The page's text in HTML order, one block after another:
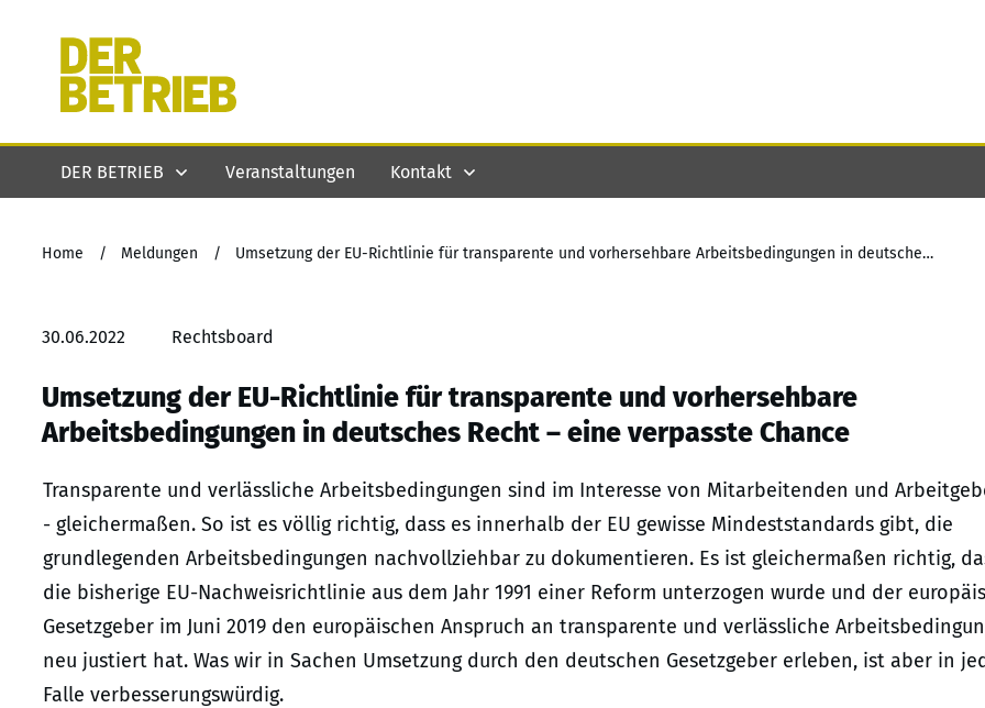
DER BETRIEB Veranstaltungen Kontakt
Home / Meldungen / Umsetzung der EU-Richtlinie für transparente und vorhersehbare Arbeitsbedingungen in deutsches Recht – eine verpasste Chance
30.06.2022 Rechtsboard
Umsetzung der EU-Richtlinie für transparente und vorhersehbare
Arbeitsbedingungen in deutsches Recht – eine verpasste Chance
Transparente und verlässliche Arbeitsbedingungen sind im Interesse von Mitarbeitenden und
- gleichermaßen. So ist es völlig richtig, dass es innerhalb der EU gewisse Mindeststandards gibt, die
grundlegenden Arbeitsbedingungen nachvollziehbar zu dokumentieren. Es ist gleichermaßen richtig,
die bisherige EU-Nachweisrichtlinie aus dem Jahr 1991 einer Reform unterzogen wurde und der
Gesetzgeber im Juni 2019 den europäischen Anspruch an transparente und verlässliche
neu justiert hat. Was wir in Sachen Umsetzung durch den deutschen Gesetzgeber erleben, ist aber in
Falle verbesserungswürdig.